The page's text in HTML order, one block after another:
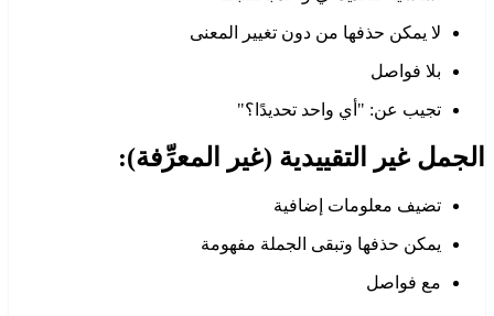
لا يمكن حذفها من دون تغيير المعنى
بلا فواصل
تجيب عن: "أي واحد تحديدًا؟"
الجمل غير التقييدية (غير المعرِّفة):
تضيف معلومات إضافية
يمكن حذفها وتبقى الجملة مفهومة
مع فواصل